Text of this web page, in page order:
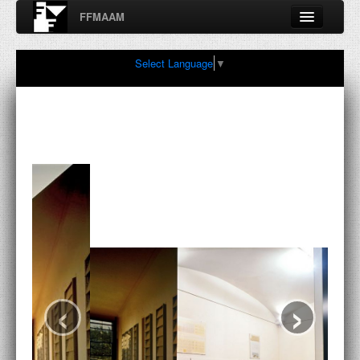
FFMAAM
Fondo Francesco Moschini
A.A.M. Architettura Arte Moderna
Percorsi, nodi, sconfinamenti e contaminazioni tra Arte,
FFMAAM
FRANCESCO MOSCHINI
CONFERENZE
VIDEO
COLLEZIONE
Select Language ▼
‹ ›